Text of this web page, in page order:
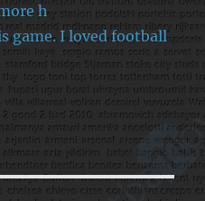
h
game. I loved football